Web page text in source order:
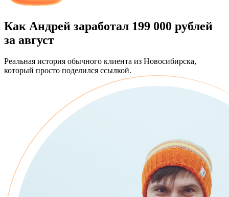
Как Андрей заработал 199 000 рублей
за август
Реальная история обычного клиента из Новосибирска,
который просто поделился ссылкой.